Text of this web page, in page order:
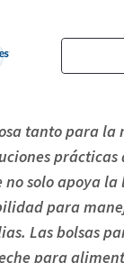
tanto para la
prácticas
solo apoya
para
Las bolsas
para